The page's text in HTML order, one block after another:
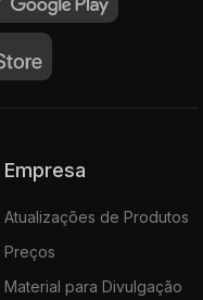
Empresa
Atualizações de Produtos
Preços
Material para Divulgação